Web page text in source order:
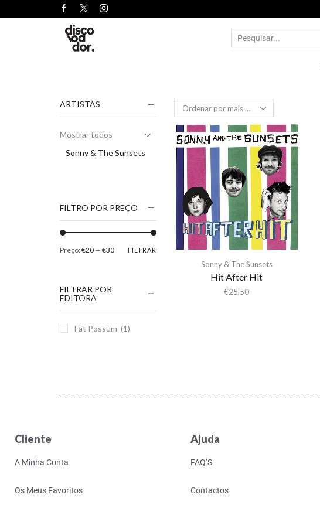
Sonny & The Sunsets
Hit After Hit
€25,50
ARTISTAS
Mostrar todos
Sonny & The Sunsets
FILTRO POR PREÇO
FILTRAR
Preço:€20 — €30
FILTRAR POR
EDITORA
Fat Possum (1)
Cliente
A Minha Conta
Os Meus Favoritos
Ajuda
FAQ’S
Contactos